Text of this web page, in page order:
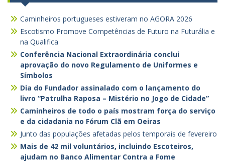
Caminheiros portugueses estiveram no AGORA 2026
Escotismo Promove Competências de Futuro na Futurália e
na Qualifica
Conferência Nacional Extraordinária conclui
aprovação do novo Regulamento de Uniformes e
Símbolos
Dia do Fundador assinalado com o lançamento do
livro “Patrulha Raposa – Mistério no Jogo de Cidade”
Caminheiros de todo o país mostram força do serviço
e da cidadania no Fórum Clã em Oeiras
Junto das populações afetadas pelos temporais de fevereiro
Mais de 42 mil voluntários, incluindo Escoteiros,
ajudam no Banco Alimentar Contra a Fome